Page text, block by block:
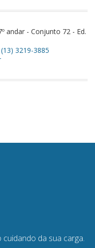
andar - Conjunto 72 - Ed.
3219-3885
cuidando da sua carga.